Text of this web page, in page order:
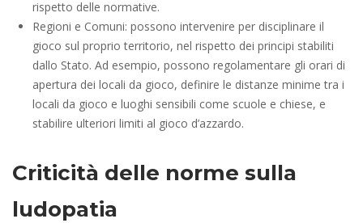
rispetto delle normative.
Regioni e Comuni: possono intervenire per disciplinare il
gioco sul proprio territorio, nel rispetto dei principi stabiliti
dallo Stato. Ad esempio, possono regolamentare gli orari di
apertura dei locali da gioco, definire le distanze minime tra i
locali da gioco e luoghi sensibili come scuole e chiese, e
stabilire ulteriori limiti al gioco d’azzardo.
Criticità delle norme sulla
ludopatia